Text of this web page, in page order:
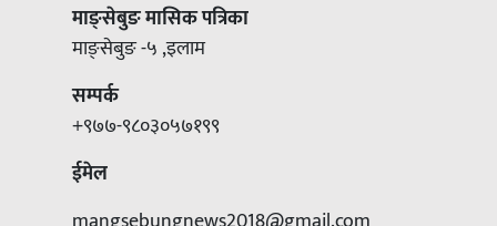
माङ्सेबुङ मासिक पत्रिका
माङ्सेबुङ -५ ,इलाम
सम्पर्क
+९७७-९८०३०५७१९९
ईमेल